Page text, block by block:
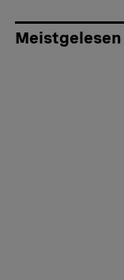
Meistgelesen